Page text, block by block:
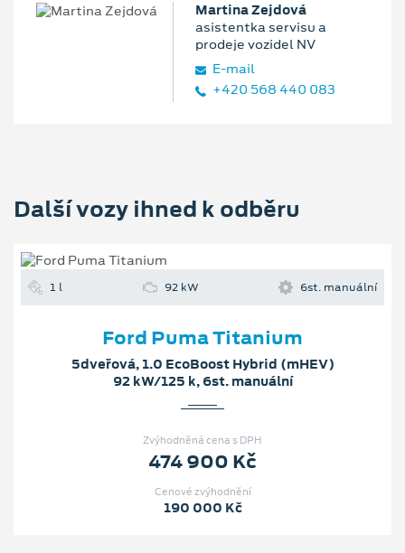
Martina Zejdová
asistentka servisu a
prodeje vozidel NV
E‑mail
+420 568 440 083
Další vozy ihned k odběru
1 l 92 kW 6st. manuální
Ford Puma Titanium
5dveřová, 1.0 EcoBoost Hybrid (mHEV)
92 kW/125 k, 6st. manuální
Zvýhodněná cena s DPH
474 900 Kč
Cenové zvýhodnění
190 000 Kč